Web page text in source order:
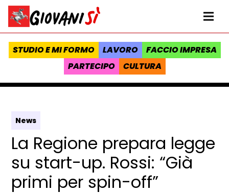
Vai al contenuto
Homepage Giovanisì - Progetto della Regione Toscana
STUDIO E MI FORMO LAVORO
FACCIO IMPRESA
PARTECIPO
CULTURA
News
La Regione prepara legge
su start-up. Rossi: “Già
primi per spin-off”